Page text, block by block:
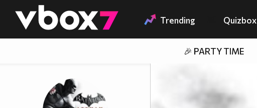
👾 Trending Quizbox
🎉 PARTY TIME